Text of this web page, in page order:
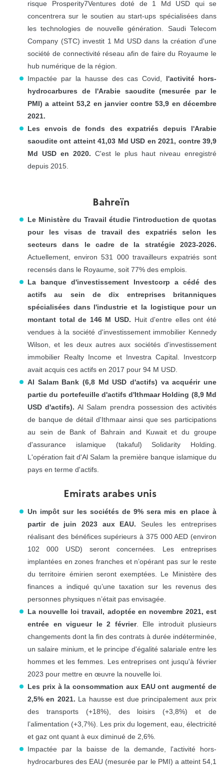
risque Prosperity7Ventures doté de 1 Md USD qui se
concentrera sur le soutien au start-ups spécialisées dans
les technologies de nouvelle génération. Saudi Telecom
Company (STC) investit 1 Md USD dans la création d'une
société de connectivité réseau afin de faire du Royaume le
hub numérique de la région.
Impactée par la hausse des cas Covid, l'activité hors-
hydrocarbures de l'Arabie saoudite (mesurée par le
PMI) a atteint 53,2 en janvier contre 53,9 en décembre
2021.
Les envois de fonds des expatriés depuis l'Arabie
saoudite ont atteint 41,03 Md USD en 2021, contre 39,9
Md USD en 2020. C'est le plus haut niveau enregistré
depuis 2015.
Bahreïn
Le Ministère du Travail étudie l'introduction de quotas
pour les visas de travail des expatriés selon les
secteurs dans le cadre de la stratégie 2023-2026.
Actuellement, environ 531 000 travailleurs expatriés sont
recensés dans le Royaume, soit 77% des emplois.
La banque d'investissement Investcorp a cédé des
actifs au sein de dix entreprises britanniques
spécialisées dans l'industrie et la logistique pour un
montant total de 146 M USD. Huit d'entre elles ont été
vendues à la société d'investissement immobilier Kennedy
Wilson, et les deux autres aux sociétés d'investissement
immobilier Realty Income et Investra Capital. Investcorp
avait acquis ces actifs en 2017 pour 94 M USD.
Al Salam Bank (6,8 Md USD d'actifs) va acquérir une
partie du portefeuille d'actifs d'Ithmaar Holding (8,9 Md
USD d'actifs).Al Salam prendra possession des activités
de banque de détail d'Ithmaar ainsi que ses participations
au sein de Bank of Bahrain and Kuwait et du groupe
d'assurance islamique (takaful) Solidarity Holding.
L'opération fait d'Al Salam la première banque islamique du
pays en terme d'actifs.
Emirats arabes unis
Un impôt sur les sociétés de 9% sera mis en place à
partir de juin 2023 aux EAU. Seules les entreprises
réalisant des bénéfices supérieurs à 375 000 AED (environ
102 000 USD) seront concernées. Les entreprises
implantées en zones franches et n’opérant pas sur le reste
du territoire émirien seront exemptées. Le Ministère des
finances a indiqué qu’une taxation sur les revenus des
personnes physiques n’était pas envisagée.
La nouvelle loi travail, adoptée en novembre 2021, est
entrée en vigueur le 2 février. Elle introduit plusieurs
changements dont la fin des contrats à durée indéterminée,
un salaire minium, et le principe d'égalité salariale entre les
hommes et les femmes. Les entreprises ont jusqu'à février
2023 pour mettre en œuvre la nouvelle loi.
Les prix à la consommation aux EAU ont augmenté de
2,5% en 2021. La hausse est due principalement aux prix
des transports (+18%), des loisirs (+3,8%) et de
l’alimentation (+3,7%). Les prix du logement, eau, électricité
et gaz ont quant à eux diminué de 2,6%.
Impactée par la baisse de la demande, l'activité hors-
hydrocarbures des EAU (mesurée par le PMI) a atteint 54,1